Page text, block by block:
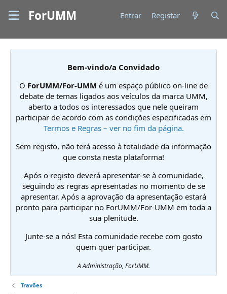
ForUMM Entrar Registar
Bem-vindo/a Convidado
O ForUMM/For-UMM é um espaço público on-line de
debate de temas ligados aos veículos da marca UMM,
aberto a todos os interessados que nele queiram
participar de acordo com as condições especificadas em
Termos e Regras – ver no fim da página.
Sem registo, não terá acesso à totalidade da informação
que consta nesta plataforma!
Após o registo deverá apresentar-se à comunidade,
seguindo as regras apresentadas no momento de se
apresentar. Após a aprovação da apresentação estará
pronto para participar no ForUMM/For-UMM em toda a
sua plenitude.
Junte-se a nós! Esta comunidade recebe com gosto
quem quer participar.
A Administração, ForUMM.
Travões